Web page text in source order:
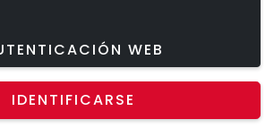
WEB
IDENTIFICARSE